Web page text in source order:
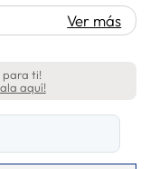
Ver más
para ti!
aquí!